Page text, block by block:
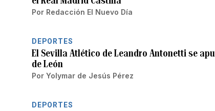
Por Redacción El Nuevo Día
DEPORTES
El Sevilla Atlético de Leandro Antonetti se
de León
Por Yolymar de Jesús Pérez
DEPORTES